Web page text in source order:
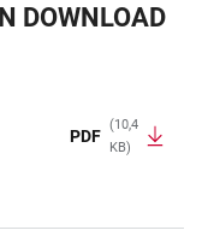
DOWNLOAD
PDF
(10,4
KB)